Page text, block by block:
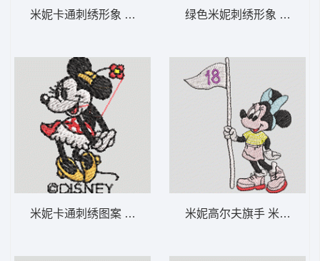
米妮卡通刺绣形象 米妮 56-DST格式
米妮卡通刺绣图案 米妮 55-DST格式
绿色米妮刺绣形象 米妮
米妮高尔夫旗手 米妮 41-